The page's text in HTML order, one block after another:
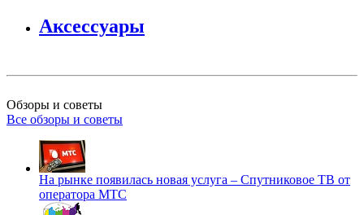
Аксессуары
Обзоры и советы
Все обзоры и советы
На рынке появилась новая услуга – Спутниковое ТВ от
оператора МТС